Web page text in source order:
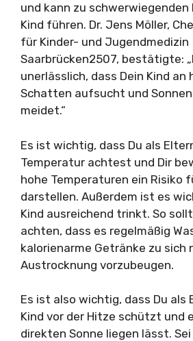
und kann zu schwerwiegenden
Kind führen. Dr. Jens Möller,
für Kinder- und Jugendmedizin
Saarbrücken2507, bestätigte:
unerlässlich, dass Dein Kind an
Schatten aufsucht und
meidet.“
Es ist wichtig, dass Du als
Temperatur achtest und Dir
hohe Temperaturen ein Risiko
darstellen. Außerdem ist es
Kind ausreichend trinkt. So
achten, dass es regelmäßig
kalorienarme Getränke zu sich
Austrocknung vorzubeugen.
Es ist also wichtig, dass Du als
Kind vor der Hitze schützt und
direkten Sonne liegen lässt.